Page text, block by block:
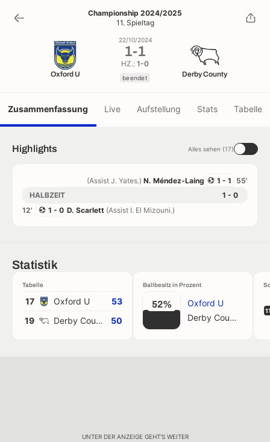
1-1
beendet
Championship 2024/2025
11. Spieltag
Oxford U
22/10/2024
1-1
HZ.: 1-0
beendet Derby County
Zusammenfassung Live Aufstellung Stats Tabelle
Highlights Alles sehen (17)
55'
1 - 1
(Assist J. Yates.) N. Méndez-Laing
HALBZEIT
1 - 0
12'
1 - 0 D. Scarlett (Assist I. El Mizouni.)
Statistik
Tabelle
17 Oxford U
53
19
Derby County 50
Ballbesitz in Prozent
52%
Oxford U
Derby County
UNTER DER ANZEIGE GEHT'S WEITER